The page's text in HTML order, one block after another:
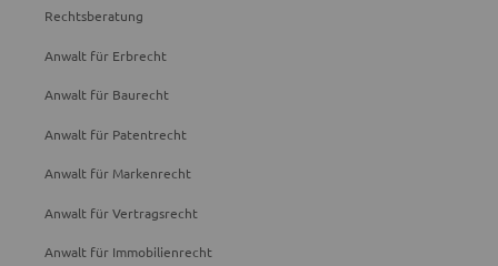
Rechtsberatung
Anwalt für Erbrecht
Anwalt für Baurecht
Anwalt für Patentrecht
Anwalt für Markenrecht
Anwalt für Vertragsrecht
Anwalt für Immobilienrecht